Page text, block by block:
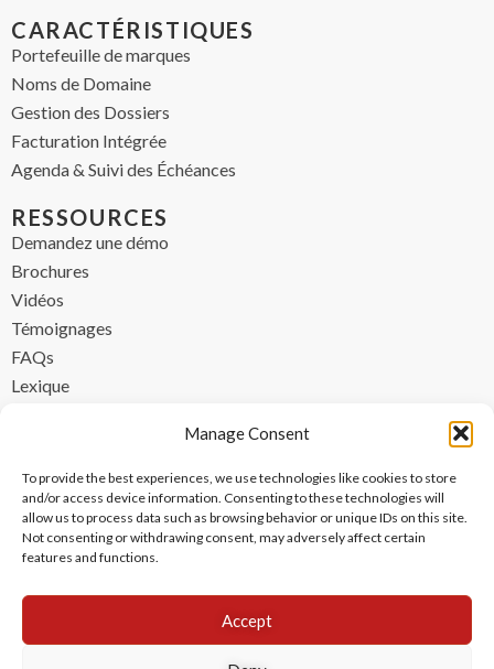
Manage Consent
To provide the best experiences, we use technologies like cookies to store
and/or access device information. Consenting to these technologies will
allow us to process data such as browsing behavior or unique IDs on this site.
Not consenting or withdrawing consent, may adversely affect certain
features and functions.
Accept
CARACTÉRISTIQUES
Portefeuille de marques
Noms de Domaine
Gestion des Dossiers
Facturation Intégrée
Agenda & Suivi des Échéances
RESSOURCES
Demandez une démo
Brochures
Vidéos
Témoignages
FAQs
Lexique
FR +33 (0) 1 84 17 45 32
UK +44 (0) 203 445 0535